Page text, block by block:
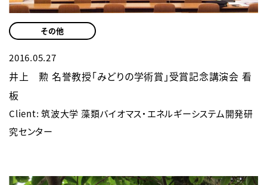
その他
2016.05.27
井上 勲 名誉教授「みどりの学術賞」受賞記念講演会 看
板
Client: 筑波大学 藻類バイオマス・エネルギーシステム開発研
究センター